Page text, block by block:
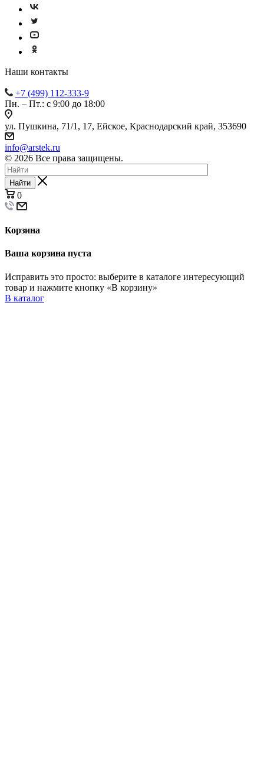
Наши контакты
+7 (499) 112-333-9
Пн. – Пт.: с 9:00 до 18:00
ул. Пушкина, 71/1, 17, Ейское, Краснодарский край, 353690
info@arstek.ru
© 2026 Все права защищены.
Найти
0
Корзина
Ваша корзина пуста
Исправить это просто: выберите в каталоге интересующий
товар и нажмите кнопку «В корзину»
В каталог